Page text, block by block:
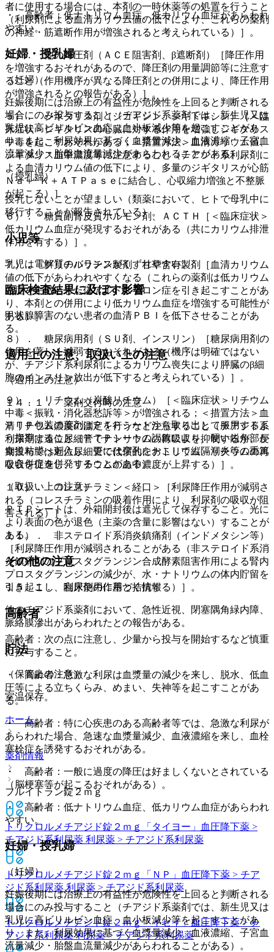
・ 高齢者：低ナトリウム血症、低カリウム血症があらわれ
やすい。
妊婦・授乳婦
（妊婦）
妊娠後期には治療上の有益性が危険性を上回ると判断される
場合にのみ投与すること（チアジド系薬剤では、新生児又は
乳児に高ビリルビン血症、血小板減少等を起こすことがあ
り、また、利尿効果に基づく血漿量減少、血液濃縮、子宮血
流量減少・胎盤血流量減少があらわれることがある）。
（授乳婦）
授乳しないことが望ましい（類薬において、ヒトで母乳中に
移行することが報告されている）。
小児等
乳児は電解質のバランスがくずれやすい。
臨床検査結果に及ぼす影響
甲状腺障害のない患者の血清ＰＢＩを低下させることがあ
る。
適用上の注意、取扱い上の注意
（適用上の注意）
１４．１． 薬剤交付時の注意
ＰＴＰ包装の薬剤はＰＴＰシートから取り出して服用するよ
う指導すること（ＰＴＰシートの誤飲により、硬い鋭角部が
食道粘膜へ刺入し、更には穿孔をおこして縦隔洞炎等の重篤
な合併症を併発することがある）。
（取扱い上の注意）
ＰＴＰシートは、外箱開封後は遮光して保存すること。光に
より表面の色が退色（主薬の含量に影響はない）することが
ある。
その他の注意
１５．１． 臨床使用に基づく情報
他のチアジド系薬剤において、急性近視、閉塞隅角緑内障、
脈絡膜滲出があらわれたとの報告がある。
貯法
（保管上の注意）
室温保存。
ホーム
薬剤情報
フルイトラン錠２ｍｇ
トリクロルメチアジド錠２ｍｇ「タイヨー」
血圧降下薬 >
チアジド系利尿薬 利尿薬 > チアジド系利尿薬
トリクロルメチアジド錠２ｍｇ「ＮＰ」
血圧降下薬 > チア
ジド系利尿薬 利尿薬 > チアジド系利尿薬
トリクロルメチアジド錠２ｍｇ「イセイ」血圧降下薬 > チ
アジド系利尿薬 利尿薬 > チアジド系利尿薬
者に使用する場合には、本剤の一時休薬等の処置を行うこと
（利尿剤による血清カリウム値の低下により、これらの薬剤
の神経・筋遮断作用が増強されると考えられている）］。
４）． 他の降圧剤（ＡＣＥ阻害剤、β遮断剤）［降圧作用
を増強するおそれがあるので、降圧剤の用量調節等に注意す
ること（作用機序が異なる降圧剤との併用により、降圧作用
が増強されるとの報告がある）］。
５）． ジギタリス剤（ジゴキシン、ジギトキシン）［＜臨
床症状＞ジギタリスの心臓に対する作用を増強しジギタリス
中毒を起こすおそれがある；＜措置方法＞血清カリウム値、
ジギタリス血中濃度等に注意すること（チアジド系利尿剤に
よる血清カリウム値の低下により、多量のジギタリスが心筋
Ｎａ＋−Ｋ＋ＡＴＰａｓｅに結合し、心収縮力増強と不整脈
が起こる）］。
６）． 糖質副腎皮質ホルモン剤、ＡＣＴＨ［＜臨床症状＞
低カリウム血症が発現するおそれがある（共にカリウム排泄
作用を有する）］。
７）． グリチルリチン製剤、甘草含有製剤［血清カリウム
値の低下があらわれやすくなる（これらの薬剤は低カリウム
血症を主徴とした偽アルドステロン症を引き起こすことがあ
り、本剤との併用により低カリウム血症を増強する可能性が
ある）］。
８）． 糖尿病用剤（ＳＵ剤、インスリン）［糖尿病用剤の
作用を著しく減弱するおそれがある（機序は明確ではない
が、チアジド系利尿剤によるカリウム喪失により膵臓のβ細
胞のインスリン放出が低下すると考えられている）］。
９）． リチウム（炭酸リチウム）［＜臨床症状＞リチウム
中毒＜振戦・消化器愁訴等＞が増強される；＜措置方法＞血
清リチウム濃度の測定を行うなど注意すること（チアジド系
利尿剤は遠位尿細管でナトリウムの再吸収を抑制するが、長
期投与では近位尿細管で代償的にナトリウム、リチウムの再
吸収を促進し、リチウムの血中濃度が上昇する）］。
１０）． コレスチラミン＜経口＞［利尿降圧作用が減弱さ
れる（コレスチラミンの吸着作用により、利尿剤の吸収が阻
害される）］。
１１）． 非ステロイド系消炎鎮痛剤（インドメタシン等）
［利尿降圧作用が減弱されることがある（非ステロイド系消
炎鎮痛剤のプロスタグランジン合成酵素阻害作用による腎内
プロスタグランジンの減少が、水・ナトリウムの体内貯留を
引き起こし、利尿剤の作用と拮抗する）］。
高齢者
高齢者：次の点に注意し、少量から投与を開始するなど慎重
に投与すること。
・ 高齢者：急激な利尿は血漿量の減少を来し、脱水、低血
圧等による立ちくらみ、めまい、失神等を起こすことがあ
る。
・ 高齢者：特に心疾患のある高齢者等では、急激な利尿が
あらわれた場合、急速な血漿量減少、血液濃縮を来し、血栓
塞栓症を誘発するおそれがある。
・ 高齢者：一般に過度の降圧は好ましくないとされている
（脳梗塞等が起こるおそれがある）。
・ 高齢者：低ナトリウム血症、低カリウム血症があらわれ
やすい。
妊婦・授乳婦
（妊婦）
妊娠後期には治療上の有益性が危険性を上回ると判断される
場合にのみ投与すること（チアジド系薬剤では、新生児又は
乳児に高ビリルビン血症、血小板減少等を起こすことがあ
り、また、利尿効果に基づく血漿量減少、血液濃縮、子宮血
流量減少・胎盤血流量減少があらわれることがある）。